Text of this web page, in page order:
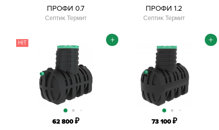
ПРОФИ 0.7
Септик Термит
ПРОФИ 1.2
Септик Термит
HIT
62 800₽
+
73 100₽
+